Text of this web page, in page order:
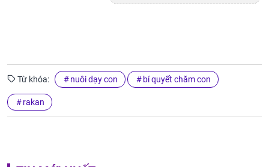
Từ khóa: nuôi dạy con bí quyết chăm con
rakan